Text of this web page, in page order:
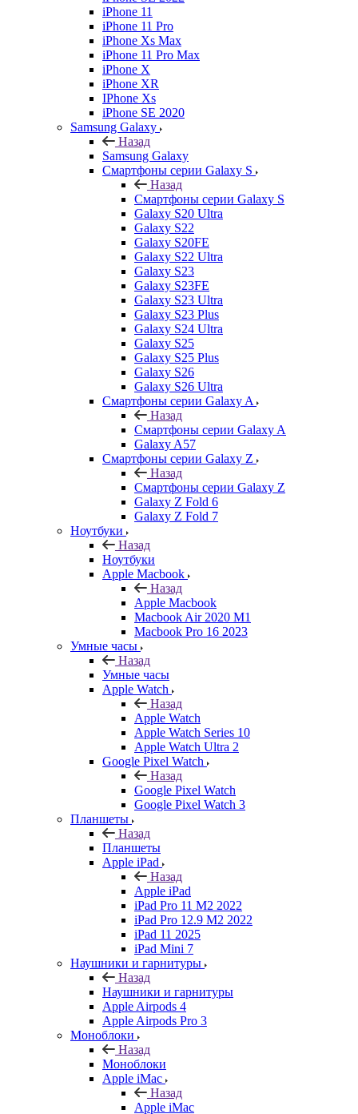
iPhone 11
iPhone 11 Pro
iPhone Xs Max
iPhone 11 Pro Max
iPhone X
iPhone XR
IPhone Xs
iPhone SE 2020
Samsung Galaxy
Назад
Samsung Galaxy
Смартфоны серии Galaxy S
Назад
Смартфоны серии Galaxy S
Galaxy S20 Ultra
Galaxy S22
Galaxy S20FE
Galaxy S22 Ultra
Galaxy S23
Galaxy S23FE
Galaxy S23 Ultra
Galaxy S23 Plus
Galaxy S24 Ultra
Galaxy S25
Galaxy S25 Plus
Galaxy S26
Galaxy S26 Ultra
Смартфоны серии Galaxy A
Назад
Смартфоны серии Galaxy A
Galaxy A57
Смартфоны серии Galaxy Z
Назад
Смартфоны серии Galaxy Z
Galaxy Z Fold 6
Galaxy Z Fold 7
Ноутбуки
Назад
Ноутбуки
Apple Macbook
Назад
Apple Macbook
Macbook Air 2020 M1
Macbook Pro 16 2023
Умные часы
Назад
Умные часы
Apple Watch
Назад
Apple Watch
Apple Watch Series 10
Apple Watch Ultra 2
Google Pixel Watch
Назад
Google Pixel Watch
Google Pixel Watch 3
Планшеты
Назад
Планшеты
Apple iPad
Назад
Apple iPad
iPad Pro 11 M2 2022
iPad Pro 12.9 M2 2022
iPad 11 2025
iPad Mini 7
Наушники и гарнитуры
Назад
Наушники и гарнитуры
Apple Airpods 4
Apple Airpods Pro 3
Моноблоки
Назад
Моноблоки
Apple iMac
Назад
Apple iMac